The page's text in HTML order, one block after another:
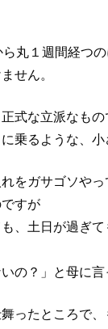
丸１週間経つの
せん。
式な立派なもの
乗るような、小
をガサゴソや
ですが
、土日が過ぎ
の？」と母に言
舞ったところで